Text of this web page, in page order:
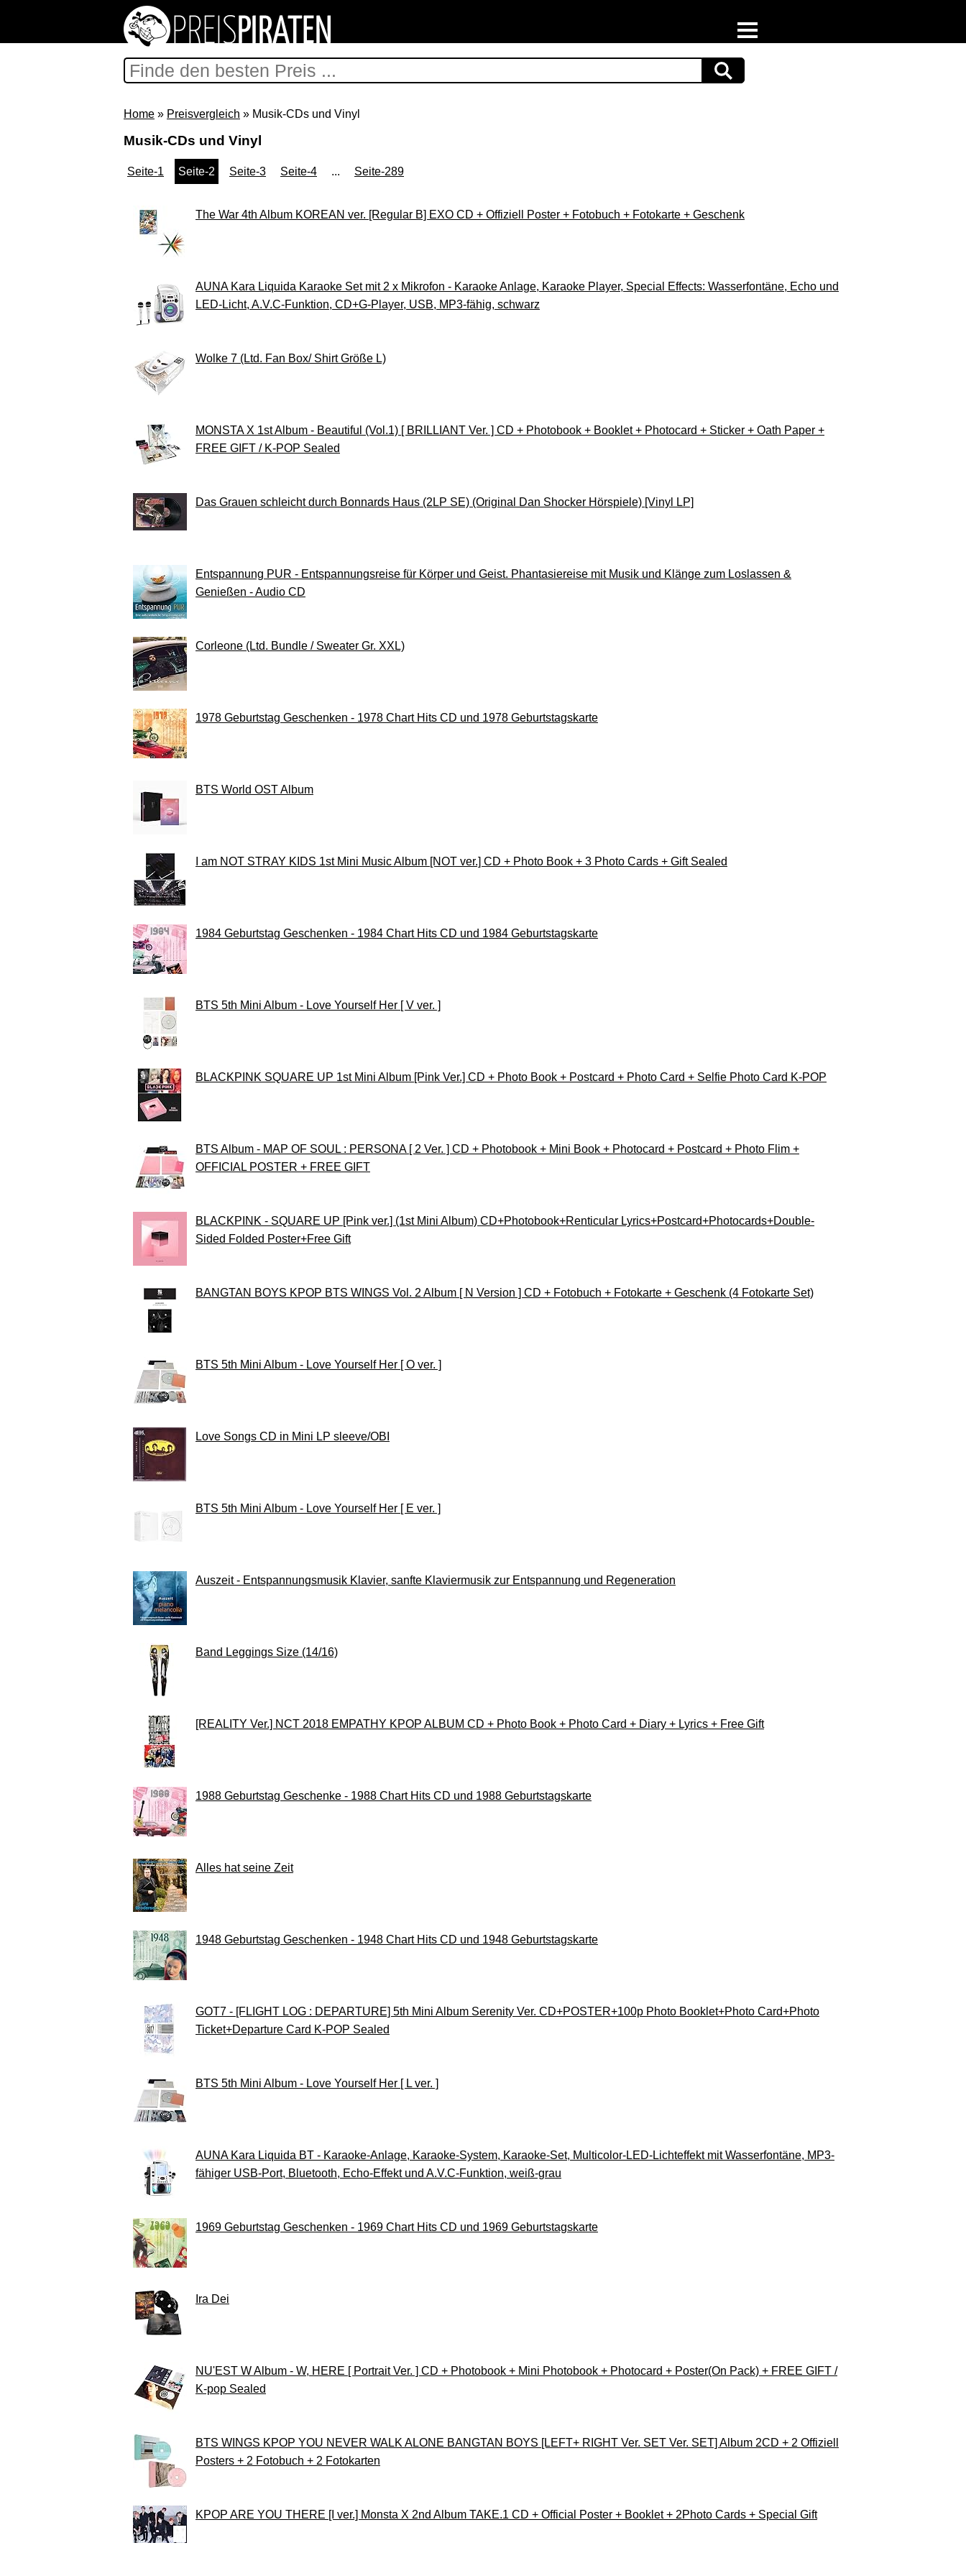
Home » Preisvergleich » Musik-CDs und Vinyl
Musik-CDs und Vinyl
Seite-1 Seite-2 Seite-3 Seite-4 ... Seite-289
The War 4th Album KOREAN ver. [Regular B] EXO CD + Offiziell Poster + Fotobuch + Fotokarte + Geschenk
AUNA Kara Liquida Karaoke Set mit 2 x Mikrofon - Karaoke Anlage, Karaoke Player, Special Effects: Wasserfontäne, Echo und
LED-Licht, A.V.C-Funktion, CD+G-Player, USB, MP3-fähig, schwarz
Wolke 7 (Ltd. Fan Box/ Shirt Größe L)
MONSTA X 1st Album - Beautiful (Vol.1) [ BRILLIANT Ver. ] CD + Photobook + Booklet + Photocard + Sticker + Oath Paper +
FREE GIFT / K-POP Sealed
Das Grauen schleicht durch Bonnards Haus (2LP SE) (Original Dan Shocker Hörspiele) [Vinyl LP]
Entspannung PUR - Entspannungsreise für Körper und Geist. Phantasiereise mit Musik und Klänge zum Loslassen &
Genießen - Audio CD
Corleone (Ltd. Bundle / Sweater Gr. XXL)
1978 Geburtstag Geschenken - 1978 Chart Hits CD und 1978 Geburtstagskarte
BTS World OST Album
I am NOT STRAY KIDS 1st Mini Music Album [NOT ver.] CD + Photo Book + 3 Photo Cards + Gift Sealed
1984 Geburtstag Geschenken - 1984 Chart Hits CD und 1984 Geburtstagskarte
BTS 5th Mini Album - Love Yourself Her [ V ver. ]
BLACKPINK SQUARE UP 1st Mini Album [Pink Ver.] CD + Photo Book + Postcard + Photo Card + Selfie Photo Card K-POP
BTS Album - MAP OF SOUL : PERSONA [ 2 Ver. ] CD + Photobook + Mini Book + Photocard + Postcard + Photo Flim +
OFFICIAL POSTER + FREE GIFT
BLACKPINK - SQUARE UP [Pink ver.] (1st Mini Album) CD+Photobook+Renticular Lyrics+Postcard+Photocards+Double-
Sided Folded Poster+Free Gift
BANGTAN BOYS KPOP BTS WINGS Vol. 2 Album [ N Version ] CD + Fotobuch + Fotokarte + Geschenk (4 Fotokarte Set)
BTS 5th Mini Album - Love Yourself Her [ O ver. ]
Love Songs CD in Mini LP sleeve/OBI
BTS 5th Mini Album - Love Yourself Her [ E ver. ]
Auszeit - Entspannungsmusik Klavier, sanfte Klaviermusik zur Entspannung und Regeneration
Band Leggings Size (14/16)
[REALITY Ver.] NCT 2018 EMPATHY KPOP ALBUM CD + Photo Book + Photo Card + Diary + Lyrics + Free Gift
1988 Geburtstag Geschenke - 1988 Chart Hits CD und 1988 Geburtstagskarte
Alles hat seine Zeit
1948 Geburtstag Geschenken - 1948 Chart Hits CD und 1948 Geburtstagskarte
GOT7 - [FLIGHT LOG : DEPARTURE] 5th Mini Album Serenity Ver. CD+POSTER+100p Photo Booklet+Photo Card+Photo
Ticket+Departure Card K-POP Sealed
BTS 5th Mini Album - Love Yourself Her [ L ver. ]
AUNA Kara Liquida BT - Karaoke-Anlage, Karaoke-System, Karaoke-Set, Multicolor-LED-Lichteffekt mit Wasserfontäne, MP3-
fähiger USB-Port, Bluetooth, Echo-Effekt und A.V.C-Funktion, weiß-grau
1969 Geburtstag Geschenken - 1969 Chart Hits CD und 1969 Geburtstagskarte
Ira Dei
NU'EST W Album - W, HERE [ Portrait Ver. ] CD + Photobook + Mini Photobook + Photocard + Poster(On Pack) + FREE GIFT /
K-pop Sealed
BTS WINGS KPOP YOU NEVER WALK ALONE BANGTAN BOYS [LEFT+ RIGHT Ver. SET Ver. SET] Album 2CD + 2 Offiziell
Posters + 2 Fotobuch + 2 Fotokarten
KPOP ARE YOU THERE [I ver.] Monsta X 2nd Album TAKE.1 CD + Official Poster + Booklet + 2Photo Cards + Special Gift